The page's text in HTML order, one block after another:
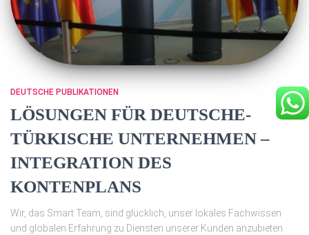
DEUTSCHE PUBLIKATIONEN
LÖSUNGEN FÜR DEUTSCHE-
TÜRKISCHE UNTERNEHMEN –
INTEGRATION DES
KONTENPLANS
Wir, das Smart Team, sind glücklich, unser lokales Fachwissen
und globalen Erfahrung zu Diensten unserer Kunden anzubieten.